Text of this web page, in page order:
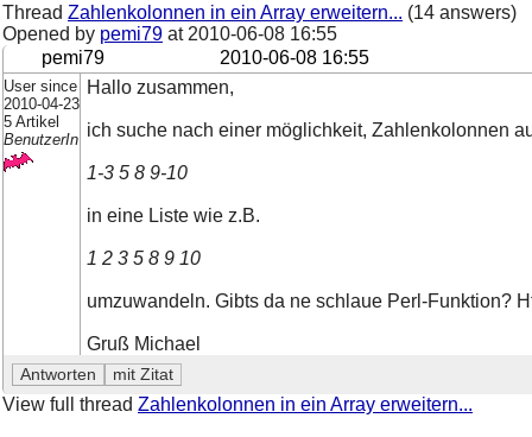
Thread Zahlenkolonnen in ein Array erweitern... (14 answers)
Opened by pemi79 at 2010-06-08 16:55
pemi79
2010-06-08 16:55
User since
2010-04-23
5 Artikel
BenutzerIn
Hallo zusammen,
ich suche nach einer möglichkeit, Zahlenkolonnen
1-3 5 8 9-10
in eine Liste wie z.B.
1 2 3 5 8 9 10
umzuwandeln. Gibts da ne schlaue Perl-Funktion?
Gruß Michael
View full thread Zahlenkolonnen in ein Array erweitern...